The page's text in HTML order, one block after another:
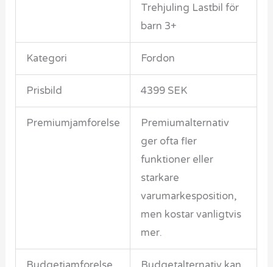
Trehjuling Lastbil för
barn 3+
Kategori Fordon
Prisbild 4399 SEK
Premiumjamforelse
Premiumalternativ
ger ofta fler
funktioner eller
starkare
varumarkesposition,
men kostar vanligtvis
mer.